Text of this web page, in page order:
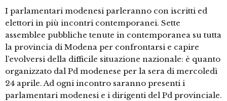
I parlamentari modenesi parleranno con iscritti ed
elettori in più incontri contemporanei. Sette
assemblee pubbliche tenute in contemporanea su tutta
la provincia di Modena per confrontarsi e capire
l’evolversi della difficile situazione nazionale: è quanto
organizzato dal Pd modenese per la sera di mercoledì
24 aprile. Ad ogni incontro saranno presenti i
parlamentari modenesi e i dirigenti del Pd provinciale.